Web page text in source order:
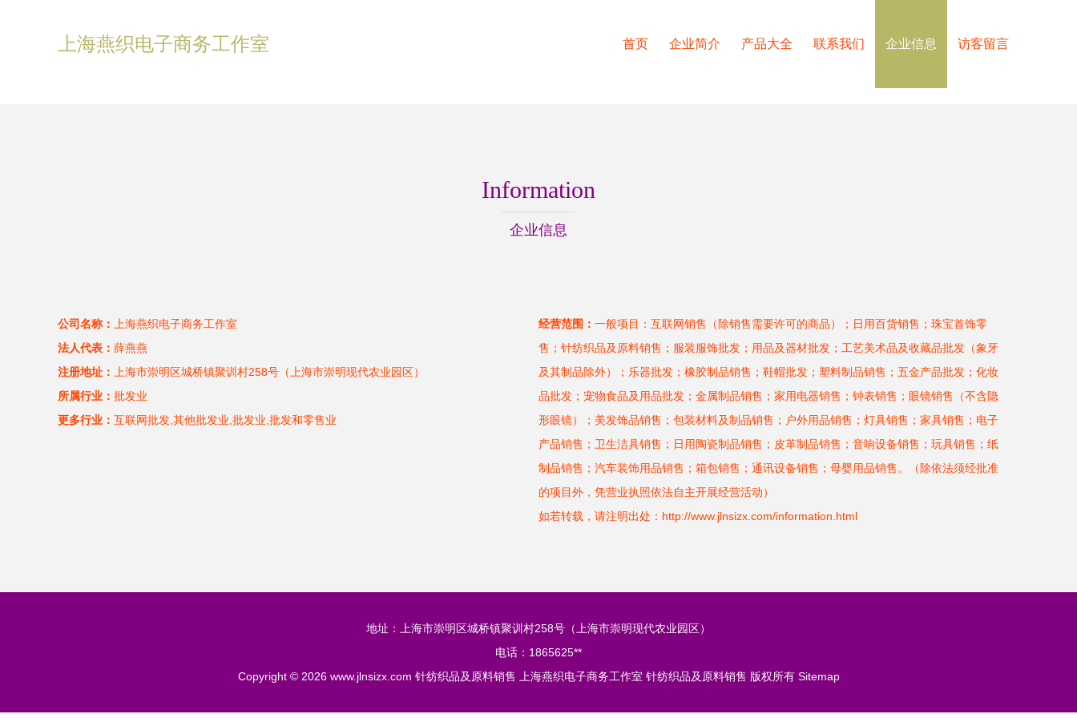
上海燕织电子商务工作室 首页 企业简介 产品大全 联系我们 企业信息 访客留言
Information
企业信息
公司名称：
上海燕织电子商务工作室
法人代表： 薛燕燕
注册地址：
上海市崇明区城桥镇聚训村258号（上海市崇明现代农业园区）
所属行业： 批发业
更多行业： 互联网批发,其他批发业,批发业,批发和零售业
经营范围： 一般项目：互联网销售（除销售需要许可的商品）；日用百货销售；珠宝首饰零
售；针纺织品及原料销售；服装服饰批发；用品及器材批发；工艺美术品及收藏品批发（象牙
及其制品除外）；乐器批发；橡胶制品销售；鞋帽批发；塑料制品销售；五金产品批发；化妆
品批发；宠物食品及用品批发；金属制品销售；家用电器销售；钟表销售；眼镜销售（不含隐
形眼镜）；美发饰品销售；包装材料及制品销售；户外用品销售；灯具销售；家具销售；电子
产品销售；卫生洁具销售；日用陶瓷制品销售；皮革制品销售；音响设备销售；玩具销售；纸
制品销售；汽车装饰用品销售；箱包销售；通讯设备销售；母婴用品销售。（除依法须经批准
的项目外，凭营业执照依法自主开展经营活动）
如若转载，请注明出处：http://www.jlnsizx.com/information.html
地址：上海市崇明区城桥镇聚训村258号（上海市崇明现代农业园区）
电话：1865625**
Copyright © 2026 www.jlnsizx.com 针纺织品及原料销售 上海燕织电子商务工作室 针纺织品及原料销售 版权所有 Sitemap